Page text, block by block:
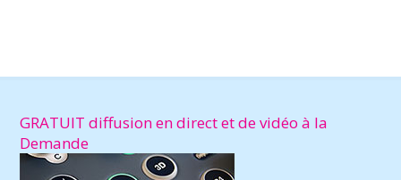
GRATUIT diffusion en direct et de vidéo à la
Demande